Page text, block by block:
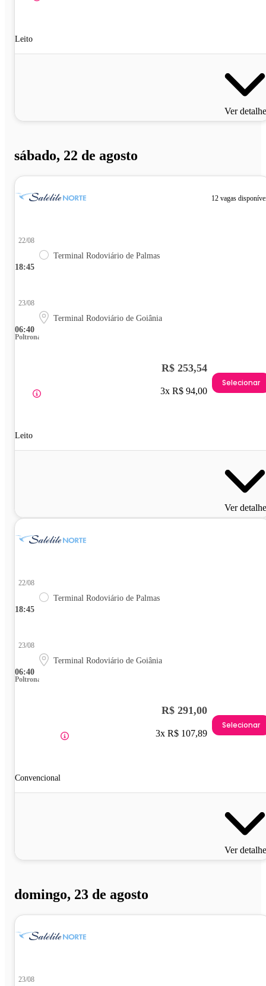
Leito
Ver
sábado, 22 de agosto
12 vagas
18:45
22/08
Terminal Rodoviário de Palmas
06:40
23/08
Terminal Rodoviário de Goiânia
Poltrona
Leito
R$ 253,54
3x R$ 94,00
Selecionar
Ver
18:45
22/08
Terminal Rodoviário de Palmas
06:40
23/08
Terminal Rodoviário de Goiânia
Poltrona
Convencional
R$ 291,00
3x R$ 107,89
Selecionar
Ver
domingo, 23 de agosto
23/08